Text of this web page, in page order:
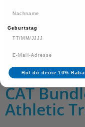
CAT
Athletic
Geburtstag
Hol dir deine 10%